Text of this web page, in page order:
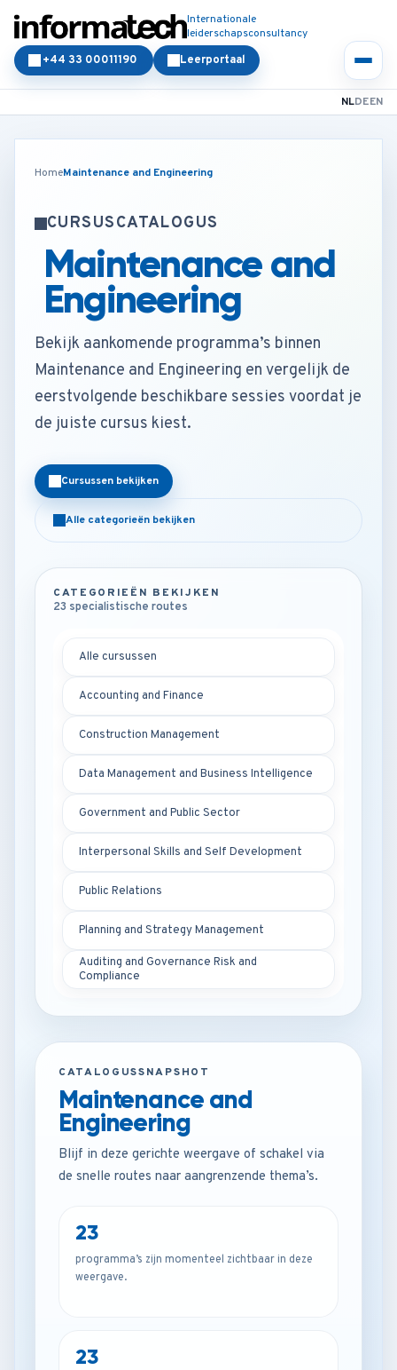
Internationale
leiderschapsconsultancy
Leerportaal
+44 33 00011190
NLDEEN
HomeMaintenance and Engineering
CURSUSCATALOGUS
Maintenance and
Engineering
Bekijk aankomende programma’s binnen
Maintenance and Engineering en vergelijk de
eerstvolgende beschikbare sessies voordat je
de juiste cursus kiest.
Cursussen bekijken
Alle categorieën bekijken
CATEGORIEËN BEKIJKEN
23 specialistische routes
Alle cursussen
Accounting and Finance
Construction Management
Data Management and Business Intelligence
Government and Public Sector
Interpersonal Skills and Self Development
Public Relations
Planning and Strategy Management
Auditing and Governance Risk and
Compliance
CATALOGUSSNAPSHOT
Maintenance and
Engineering
Blijf in deze gerichte weergave of schakel via
de snelle routes naar aangrenzende thema’s.
23
programma’s zijn momenteel zichtbaar in deze
weergave.
23